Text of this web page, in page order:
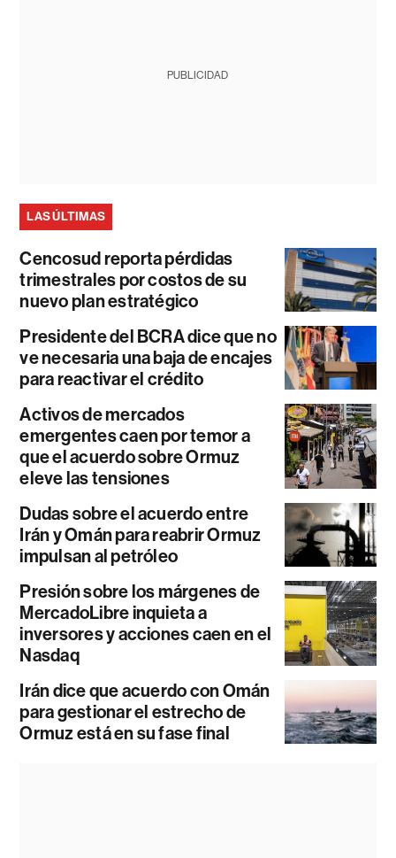
PUBLICIDAD
LAS ÚLTIMAS
Cencosud reporta pérdidas
trimestrales por costos de su
nuevo plan estratégico
Presidente del BCRA dice que no
ve necesaria una baja de encajes
para reactivar el crédito
Activos de mercados
emergentes caen por temor a
que el acuerdo sobre Ormuz
eleve las tensiones
Dudas sobre el acuerdo entre
Irán y Omán para reabrir Ormuz
impulsan al petróleo
Presión sobre los márgenes de
MercadoLibre inquieta a
inversores y acciones caen en el
Nasdaq
Irán dice que acuerdo con Omán
para gestionar el estrecho de
Ormuz está en su fase final